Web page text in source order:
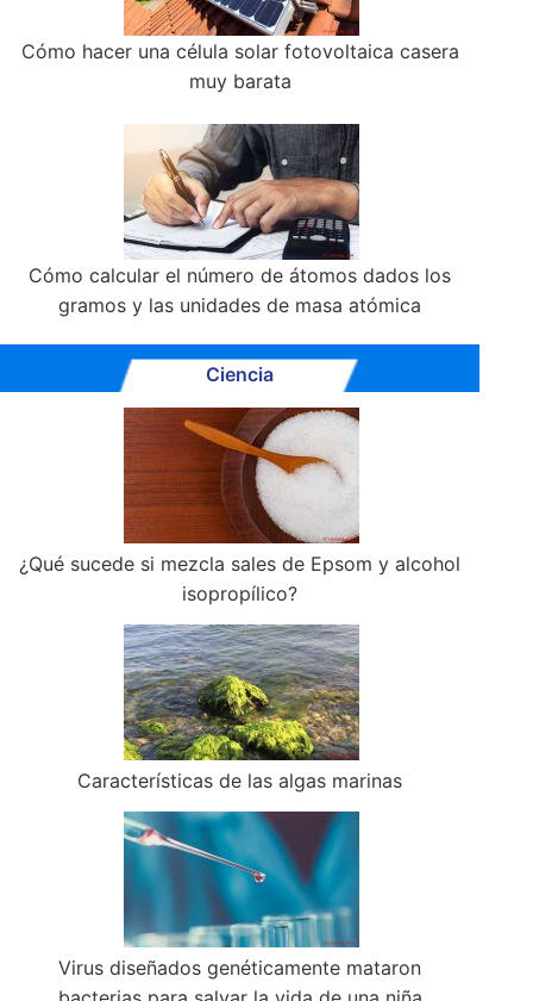
Cómo hacer una célula solar fotovoltaica casera
muy barata
Cómo calcular el número de átomos dados los
gramos y las unidades de masa atómica
Ciencia
¿Qué sucede si mezcla sales de Epsom y alcohol
isopropílico?
Características de las algas marinas
Virus diseñados genéticamente mataron